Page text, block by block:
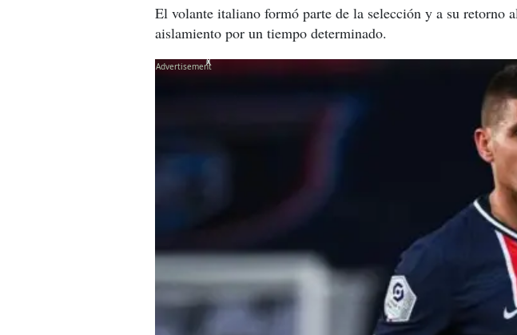
El volante italiano formó parte de la selección y a su retorno
aislamiento por un tiempo determinado.
X